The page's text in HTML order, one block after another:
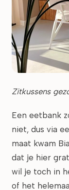
Zitkussens
Een eetbank
niet, dus via
maat kwam
dat je hier
wil je toch in
of het